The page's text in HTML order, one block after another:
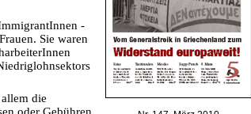
-
Sie waren
die